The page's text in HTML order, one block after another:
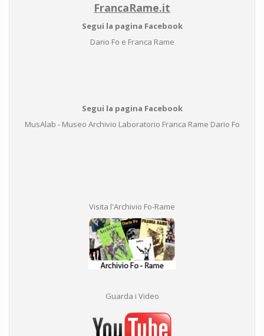
FrancaRame.it
Segui la pagina Facebook
Dario Fo e Franca Rame
Segui la pagina Facebook
MusAlab - Museo Archivio Laboratorio Franca Rame Dario Fo
Visita l'Archivio Fo-Rame
Guarda i Video